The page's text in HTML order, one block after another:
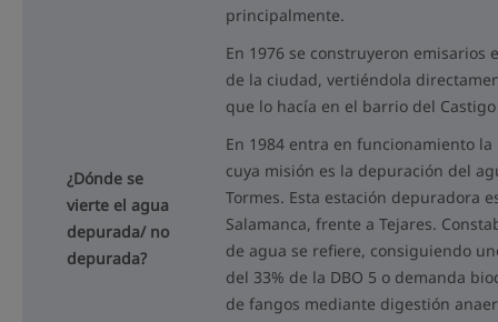
¿Dónde se
vierte el agua
depurada/ no
depurada?
principalmente.
En 1976 se construyeron
de la ciudad, vertiéndola
que lo hacía en el barrio del
En 1984 entra en funcionamiento la
cuya misión es la depuración del
Tormes. Esta estación depuradora
Salamanca, frente a Tejares.
de agua se refiere, consiguiendo
del 33% de la DBO 5 o demanda
de fangos mediante digestión